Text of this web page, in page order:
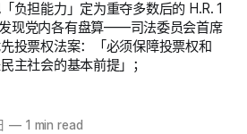
负担能力」定为重夺多数后的 H.R. 1
现党内各有盘算——司法委员会首席
投票权法案：「必须保障投票权和
主社会的基本前提」；
—1 min read